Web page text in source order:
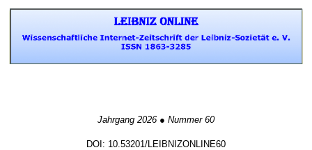
Jahrgang 2026 ● Nummer 60
DOI: 10.53201/LEIBNIZONLINE60